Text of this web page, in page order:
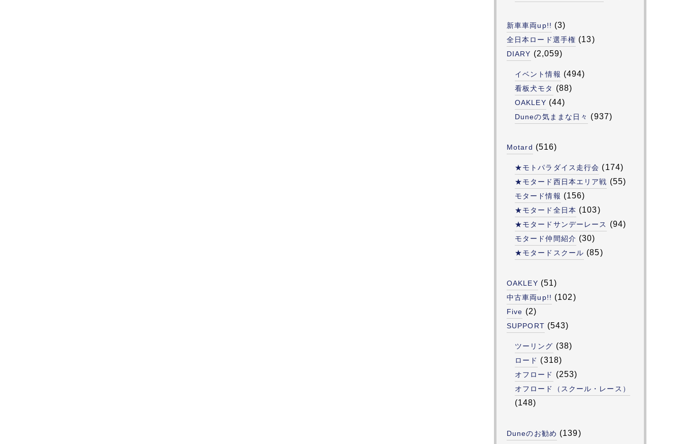
新車車両up!! (3)
全日本ロード選手権 (13)
DIARY (2,059)
イベント情報 (494)
看板犬モタ (88)
OAKLEY (44)
Duneの気ままな日々 (937)
Motard (516)
★モトパラダイス走行会 (174)
★モタード西日本エリア戦 (55)
モタード情報 (156)
★モタード全日本 (103)
★モタードサンデーレース (94)
モタード仲間紹介 (30)
★モタードスクール (85)
OAKLEY (51)
中古車両up!! (102)
Five (2)
SUPPORT (543)
ツーリング (38)
ロード (318)
オフロード (253)
オフロード（スクール・レース）
(148)
Duneのお勧め (139)